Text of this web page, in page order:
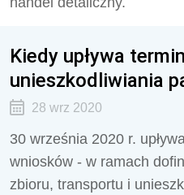
Kiedy upływa
unieszkodliwiania
28 wrz 2020
30 września 2020 r.
wniosków - w ramach
zbioru, transportu i